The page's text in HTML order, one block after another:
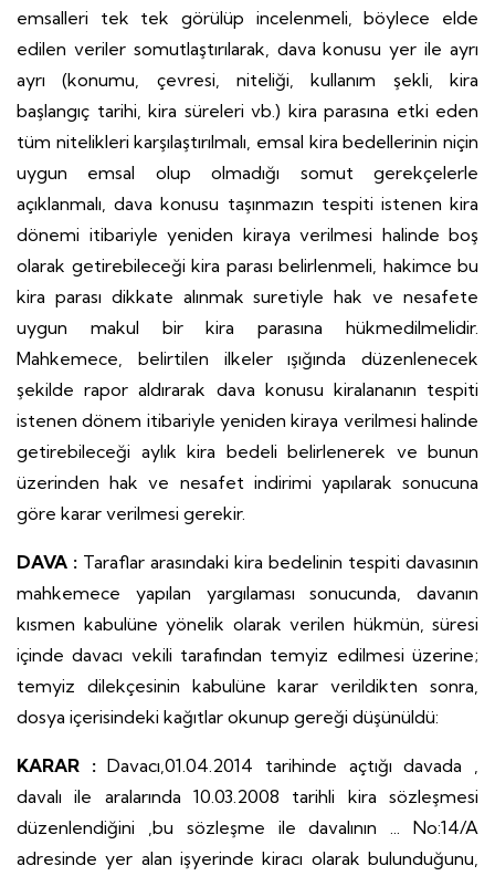
emsalleri tek tek görülüp incelenmeli, böylece elde
edilen veriler somutlaştırılarak, dava konusu yer ile ayrı
ayrı (konumu, çevresi, niteliği, kullanım şekli, kira
başlangıç tarihi, kira süreleri vb.) kira parasına etki eden
tüm nitelikleri karşılaştırılmalı, emsal kira bedellerinin niçin
uygun emsal olup olmadığı somut gerekçelerle
açıklanmalı, dava konusu taşınmazın tespiti istenen kira
dönemi itibariyle yeniden kiraya verilmesi halinde boş
olarak getirebileceği kira parası belirlenmeli, hakimce bu
kira parası dikkate alınmak suretiyle hak ve nesafete
uygun makul bir kira parasına hükmedilmelidir.
Mahkemece, belirtilen ilkeler ışığında düzenlenecek
şekilde rapor aldırarak dava konusu kiralananın tespiti
istenen dönem itibariyle yeniden kiraya verilmesi halinde
getirebileceği aylık kira bedeli belirlenerek ve bunun
üzerinden hak ve nesafet indirimi yapılarak sonucuna
göre karar verilmesi gerekir.
DAVA : Taraflar arasındaki kira bedelinin tespiti davasının
mahkemece yapılan yargılaması sonucunda, davanın
kısmen kabulüne yönelik olarak verilen hükmün, süresi
içinde davacı vekili tarafından temyiz edilmesi üzerine;
temyiz dilekçesinin kabulüne karar verildikten sonra,
dosya içerisindeki kağıtlar okunup gereği düşünüldü:
KARAR :Davacı,01.04.2014 tarihinde açtığı davada ,
davalı ile aralarında 10.03.2008 tarihli kira sözleşmesi
düzenlendiğini ,bu sözleşme ile davalının ... No:14/A
adresinde yer alan işyerinde kiracı olarak bulunduğunu,